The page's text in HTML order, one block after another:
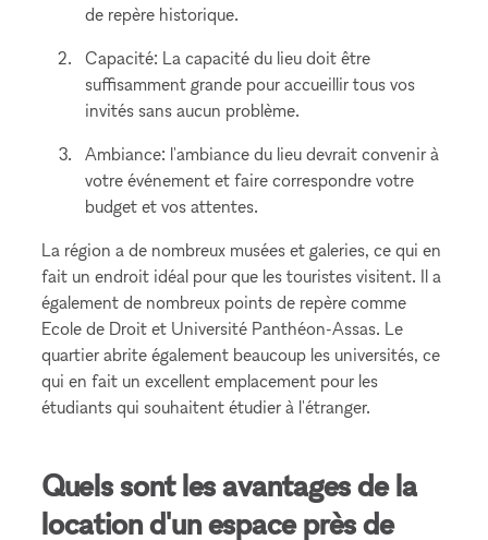
de repère historique.
Capacité: La capacité du lieu doit être
suffisamment grande pour accueillir tous vos
invités sans aucun problème.
Ambiance: l'ambiance du lieu devrait convenir à
votre événement et faire correspondre votre
budget et vos attentes.
La région a de nombreux musées et galeries, ce qui en
fait un endroit idéal pour que les touristes visitent. Il a
également de nombreux points de repère comme
Ecole de Droit et Université Panthéon-Assas. Le
quartier abrite également beaucoup les universités, ce
qui en fait un excellent emplacement pour les
étudiants qui souhaitent étudier à l'étranger.
Quels sont les avantages de la
location d'un espace près de